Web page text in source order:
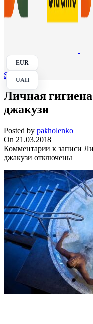
EUR
UAH
Search
Личная
джакузи
Posted by pakholenko
On 21.03.2018
Комментарии к записи
джакузи отключены